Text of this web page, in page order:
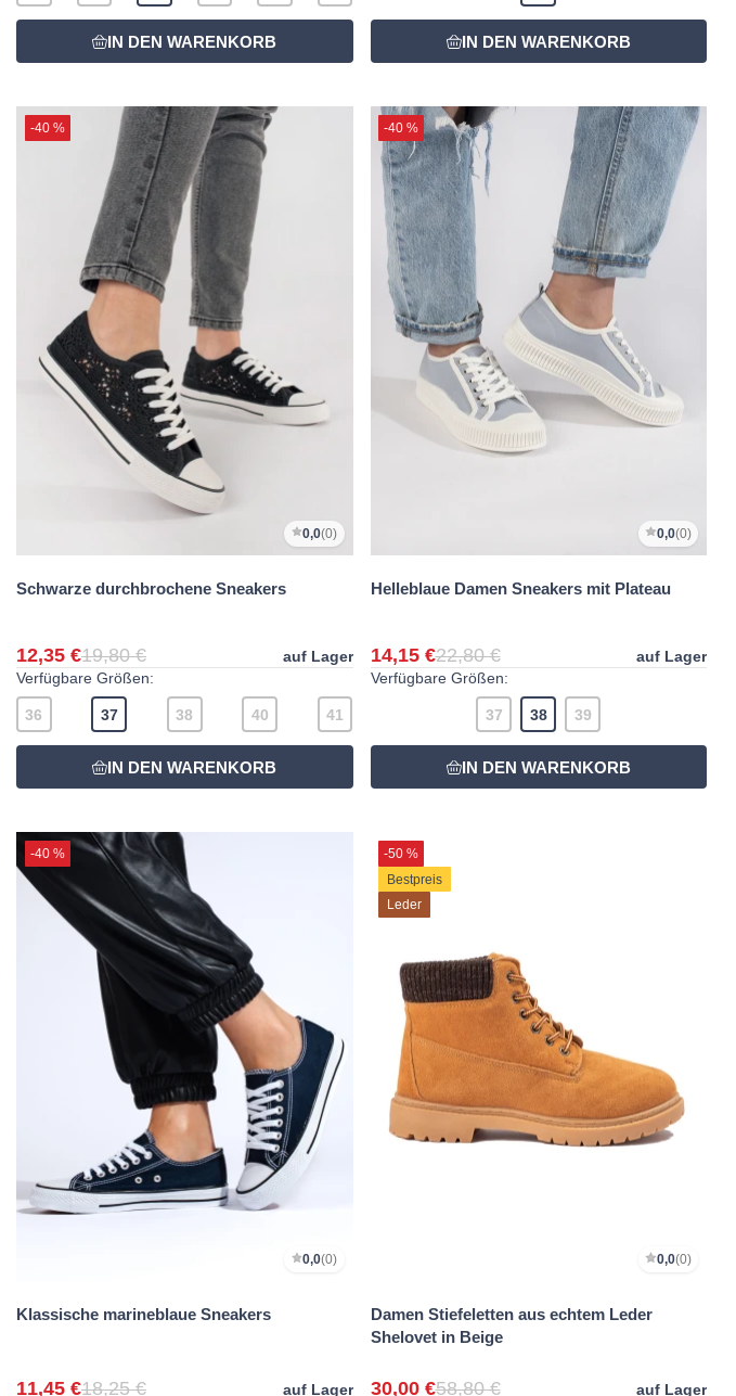
-40 %
0,0(0)
Schwarze durchbrochene Sneakers
12,35 €19,80 €
auf Lager
Verfügbare Größen:
36 37 38 40 41
-40 %
0,0(0)
Helleblaue Damen Sneakers mit Plateau
14,15 €22,80 €
auf Lager
Verfügbare Größen:
37 38 39
-40 %
0,0(0)
Klassische marineblaue Sneakers
11,45 €18,25 € auf Lager
-50 %
Bestpreis
Leder
0,0(0)
Damen Stiefeletten aus echtem Leder
Shelovet in Beige
30,00 €58,80 € auf Lager